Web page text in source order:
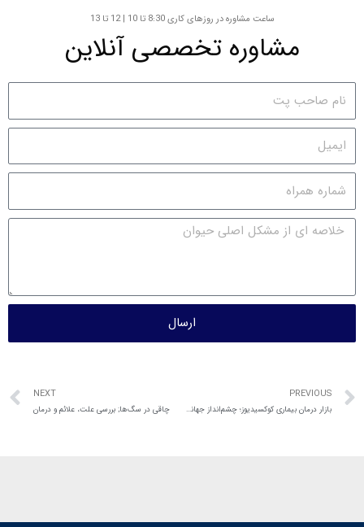
ساعت مشاوره در روزهای کاری 8:30 تا 10 | 12 تا 13
مشاوره تخصصی آنلاین
ارسال
PREVIOUS
بازار درمان بیماری کوکسیدیوز؛ چشم‌انداز جهانی و پیش‌بینی روند بازار در سال‌های ۲۰۲۶ تا ۲۰۳۲
NEXT
چاقی در سگ‌ها; بررسی علت، علائم و درمان